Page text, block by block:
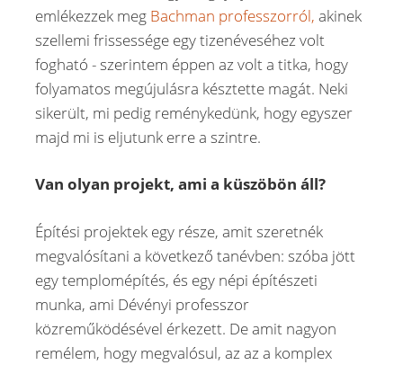
emlékezzek meg Bachman professzorról, akinek
szellemi frissessége egy tizenéveséhez volt
fogható - szerintem éppen az volt a titka, hogy
folyamatos megújulásra késztette magát. Neki
sikerült, mi pedig reménykedünk, hogy egyszer
majd mi is eljutunk erre a szintre.
Van olyan projekt, ami a küszöbön áll?
Építési projektek egy része, amit szeretnék
megvalósítani a következő tanévben: szóba jött
egy templomépítés, és egy népi építészeti
munka, ami Dévényi professzor
közreműködésével érkezett. De amit nagyon
remélem, hogy megvalósul, az az a komplex